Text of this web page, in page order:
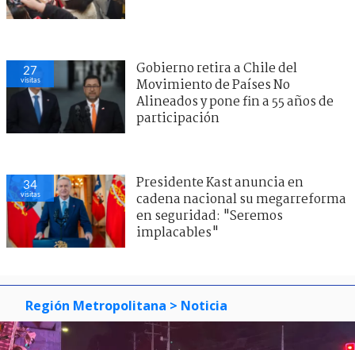
30
visitas
Gobierno retira a Chile del
Movimiento de Países No
Alineados y pone fin a 55 años de
participación
30
visitas
Presidente Kast anuncia en
cadena nacional su megarreforma
en seguridad: "Seremos
implacables"
Región Metropolitana > Noticia